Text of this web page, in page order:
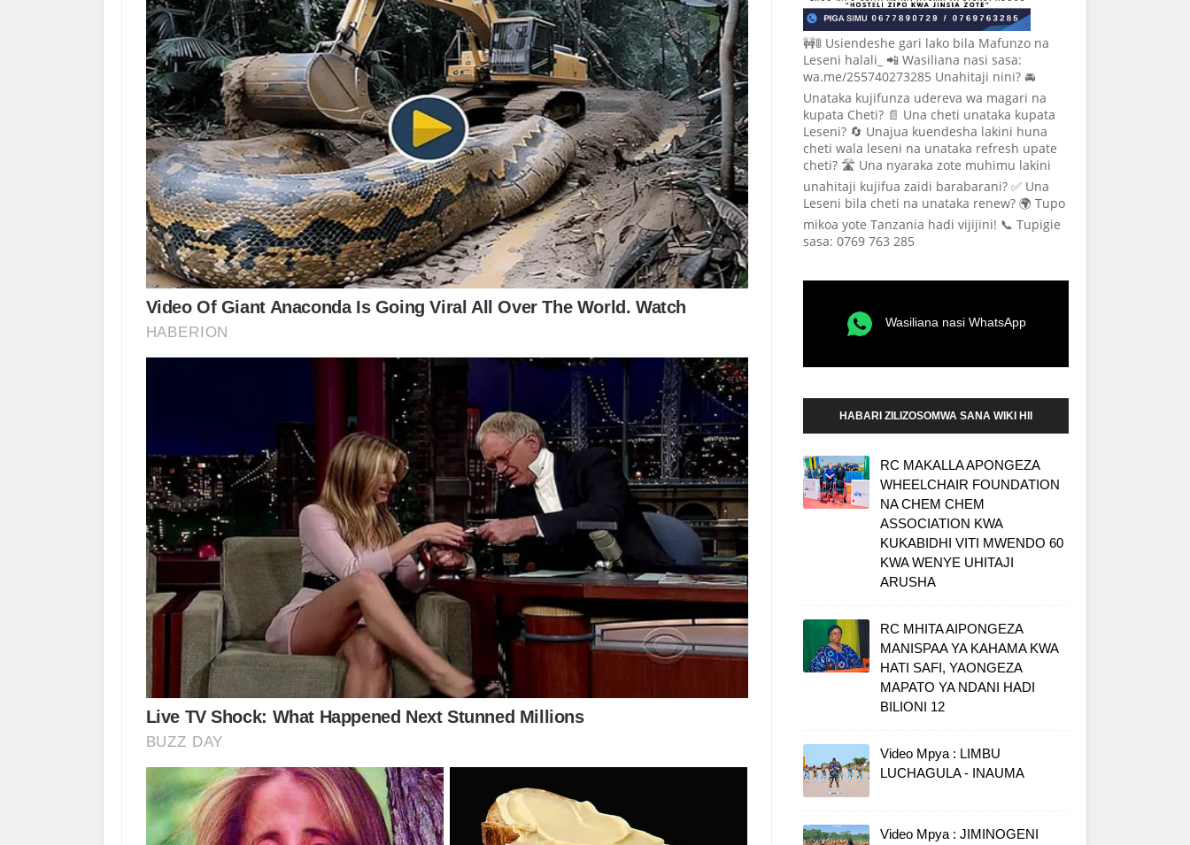
🚧🚦 Usiendeshe gari lako bila Mafunzo na
Leseni halali_ 📲 Wasiliana nasi sasa:
wa.me/255740273285 Unahitaji nini? 🚘
Unataka kujifunza udereva wa magari na
kupata Cheti? 📄 Una cheti unataka kupata
Leseni? 🔄 Unajua kuendesha lakini huna
cheti wala leseni na unataka refresh upate
cheti? 🛣️ Una nyaraka zote muhimu lakini
unahitaji kujifua zaidi barabarani? ✅ Una
Leseni bila cheti na unataka renew? 🌍 Tupo
mikoa yote Tanzania hadi vijijini! 📞 Tupigie
sasa: 0769 763 285
Wasiliana nasi WhatsApp
HABARI ZILIZOSOMWA SANA WIKI HII
RC MAKALLA APONGEZA
WHEELCHAIR FOUNDATION
NA CHEM CHEM
ASSOCIATION KWA
KUKABIDHI VITI MWENDO 60
KWA WENYE UHITAJI
ARUSHA
RC MHITA AIPONGEZA
MANISPAA YA KAHAMA KWA
HATI SAFI, YAONGEZA
MAPATO YA NDANI HADI
BILIONI 12
Video Mpya : LIMBU
LUCHAGULA - INAUMA
Video Mpya : JIMINOGENI